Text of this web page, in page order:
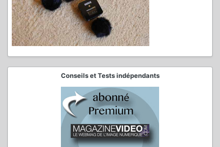
Conseils et Tests indépendants